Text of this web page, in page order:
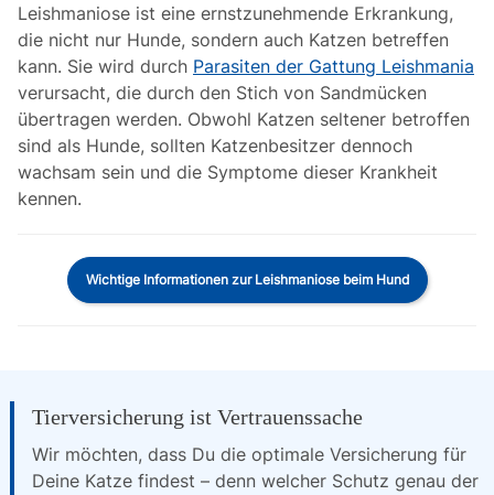
Leishmaniose ist eine ernstzunehmende Erkrankung,
die nicht nur Hunde, sondern auch Katzen betreffen
kann. Sie wird durch Parasiten der Gattung Leishmania
verursacht, die durch den Stich von Sandmücken
übertragen werden. Obwohl Katzen seltener betroffen
sind als Hunde, sollten Katzenbesitzer dennoch
wachsam sein und die Symptome dieser Krankheit
kennen.
Wichtige Informationen zur Leishmaniose beim Hund
Tierversicherung ist Vertrauenssache
Wir möchten, dass Du die optimale Versicherung für
Deine Katze findest – denn welcher Schutz genau der